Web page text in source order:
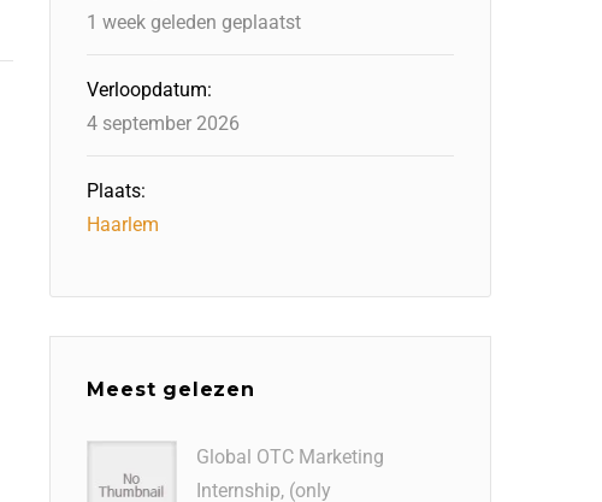
1 week geleden geplaatst
Verloopdatum:
4 september 2026
Plaats:
Haarlem
Meest gelezen
Global OTC Marketing
Internship, (only